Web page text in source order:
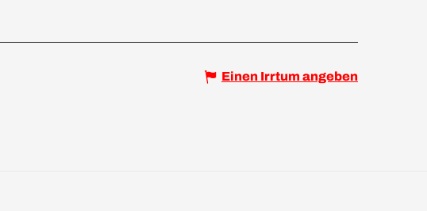
Einen Irrtum angeben